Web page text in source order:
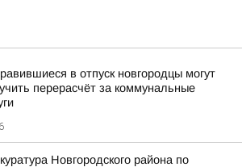
в отпуск новгородцы могут
перерасчёт за коммунальные
Новгородского района по